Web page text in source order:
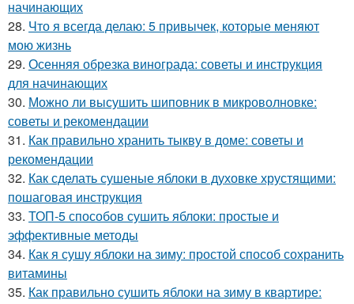
начинающих
28. Что я всегда делаю: 5 привычек, которые меняют
мою жизнь
29. Осенняя обрезка винограда: советы и инструкция
для начинающих
30. Можно ли высушить шиповник в микроволновке:
советы и рекомендации
31. Как правильно хранить тыкву в доме: советы и
рекомендации
32. Как сделать сушеные яблоки в духовке хрустящими:
пошаговая инструкция
33. ТОП-5 способов сушить яблоки: простые и
эффективные методы
34. Как я сушу яблоки на зиму: простой способ сохранить
витамины
35. Как правильно сушить яблоки на зиму в квартире: